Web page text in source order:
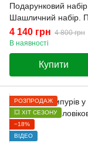
Подарунковий
Шашличний набір.
4 140 грн 4 800 грн
В наявності
Купити
РОЗПРОДАЖ
💥 ХІТ СЕЗОНУ
−18%
ВІДЕО